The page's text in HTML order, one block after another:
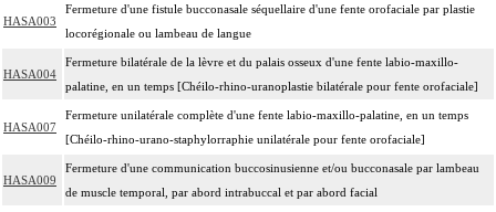
HASA003
Fermeture d'une fistule bucconasale séquellaire d'une fente orofaciale par plastie
locorégionale ou lambeau de langue
HASA004
Fermeture bilatérale de la lèvre et du palais osseux d'une fente labio-maxillo-
palatine, en un temps [Chéilo-rhino-uranoplastie bilatérale pour fente orofaciale]
HASA007
Fermeture unilatérale complète d'une fente labio-maxillo-palatine, en un temps
[Chéilo-rhino-urano-staphylorraphie unilatérale pour fente orofaciale]
HASA009
Fermeture d'une communication buccosinusienne et/ou bucconasale par lambeau
de muscle temporal, par abord intrabuccal et par abord facial